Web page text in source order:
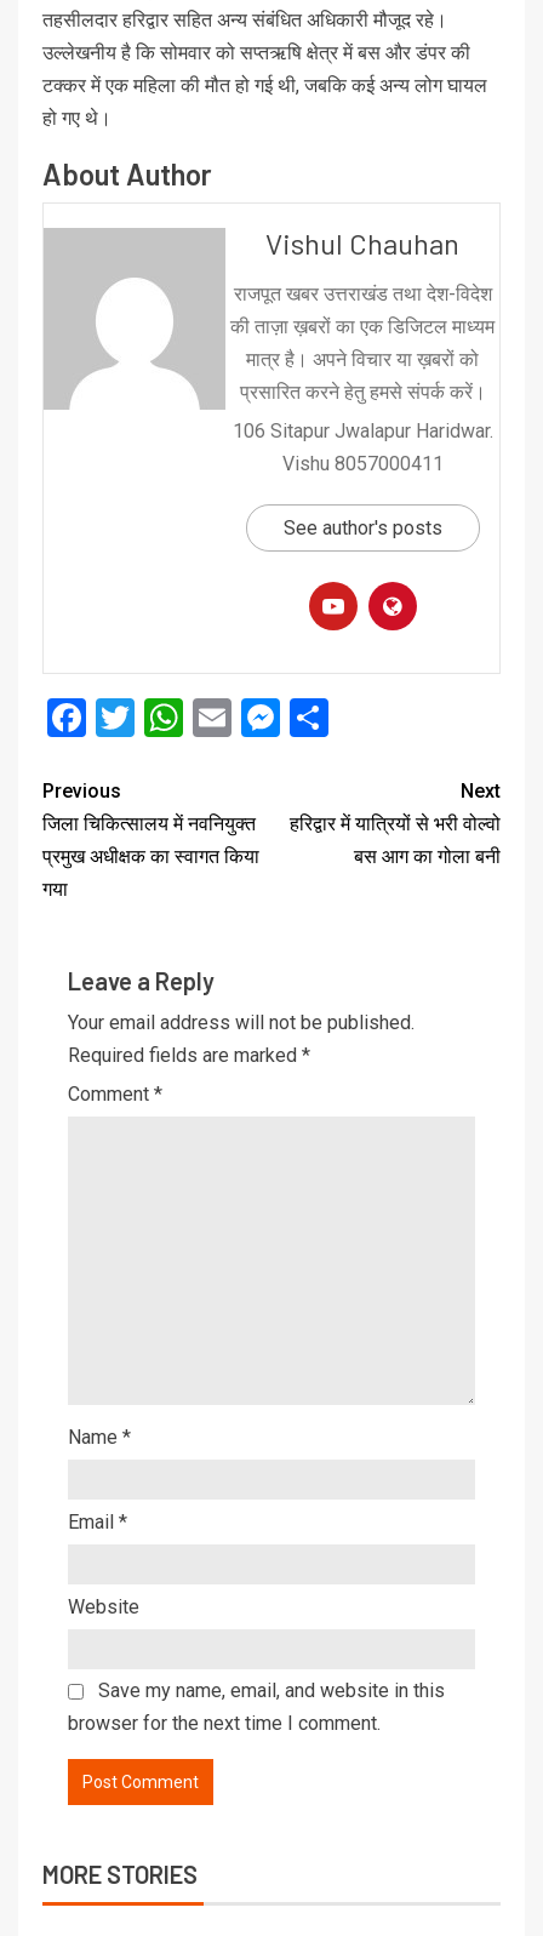
तहसीलदार हरिद्वार सहित अन्य संबंधित अधिकारी मौजूद रहे।
उल्लेखनीय है कि सोमवार को सप्तऋषि क्षेत्र में बस और डंपर की
टक्कर में एक महिला की मौत हो गई थी, जबकि कई अन्य लोग घायल
हो गए थे।
About Author
Vishul Chauhan
राजपूत खबर उत्तराखंड तथा देश-विदेश
की ताज़ा ख़बरों का एक डिजिटल माध्यम
मात्र है। अपने विचार या ख़बरों को
प्रसारित करने हेतु हमसे संपर्क करें।
106 Sitapur Jwalapur Haridwar.
Vishu 8057000411
See author's posts
Facebook
Twitter
WhatsApp
EmailMessenger
Previous
जिला चिकित्सालय में नवनियुक्त
प्रमुख अधीक्षक का स्वागत किया
गया
Next
हरिद्वार में यात्रियों से भरी वोल्वो
बस आग का गोला बनी
Leave a Reply
Your email address will not be published.
Required fields are marked *
Comment *
Name *
Email *
Website
Save my name, email, and website in this
browser for the next time I comment.
MORE STORIES